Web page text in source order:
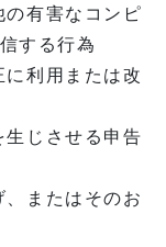
有害なコンピ
する行為
利用または改
じさせる申告
またはそのお